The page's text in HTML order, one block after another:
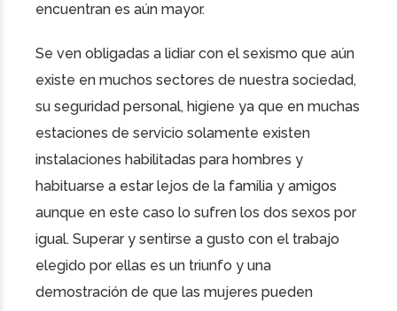
encuentran es aún mayor.
Se ven obligadas a lidiar con el sexismo que aún
existe en muchos sectores de nuestra sociedad,
su seguridad personal, higiene ya que en muchas
estaciones de servicio solamente existen
instalaciones habilitadas para hombres y
habituarse a estar lejos de la familia y amigos
aunque en este caso lo sufren los dos sexos por
igual. Superar y sentirse a gusto con el trabajo
elegido por ellas es un triunfo y una
demostración de que las mujeres pueden